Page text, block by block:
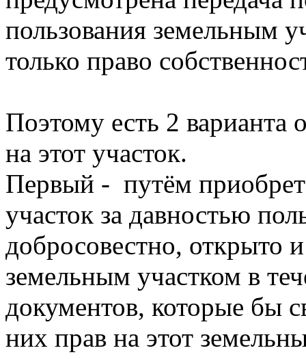
пользования земельным
только право
Поэтому есть 2 варианта
на этот участок.
Первый - путём
участок за давностью
добросовестно, открыто
земельным участком в
документов, которые бы
них прав на этот